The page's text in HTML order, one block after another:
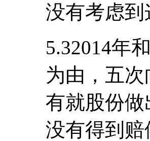
没有考虑到
5.32014年
为由，五
有就股份
没有得到